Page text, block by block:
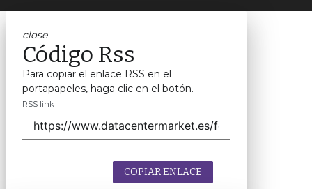
close
Código Rss
Para copiar el enlace RSS en el
portapapeles, haga clic en el botón.
RSS link
COPIAR ENLACE